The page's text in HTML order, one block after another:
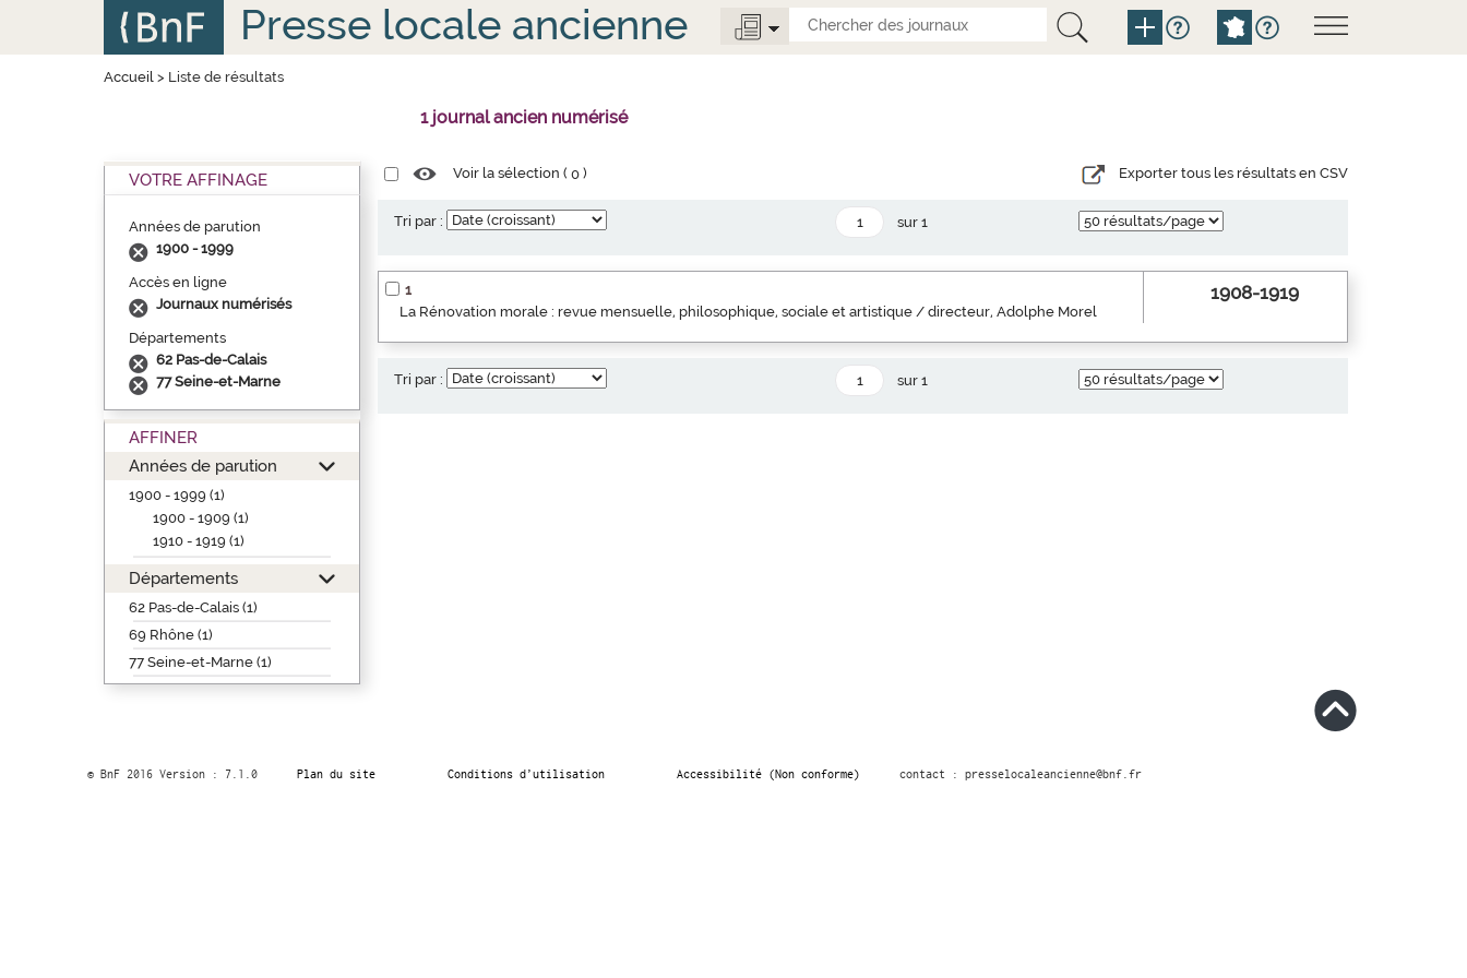
Presse locale ancienne
Accueil> Liste de résultats
1 journal ancien numérisé
VOTRE AFFINAGE
Années de parution
1900 - 1999
Accès en ligne
Journaux numérisés
Départements
62 Pas-de-Calais
77 Seine-et-Marne
AFFINER
Années de parution
1900 - 1999 (1)
1900 - 1909 (1)
1910 - 1919 (1)
Départements
62 Pas-de-Calais (1)
69 Rhône (1)
77 Seine-et-Marne (1)
Voir la sélection (0 ) Exporter tous les résultats en CSV
Tri par : sur 1
1
La Rénovation morale : revue mensuelle, philosophique, sociale et artistique / directeur, Adolphe Morel
1908-1919
Tri par : sur 1
© BnF 2016 Version : 7.1.0 Plan du site Conditions d’utilisation Accessibilité (Non conforme) contact : presselocaleancienne@bnf.fr
Panneau de gestion des cookies